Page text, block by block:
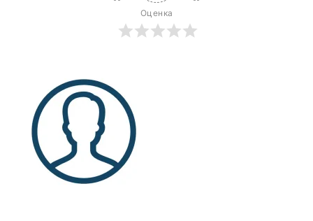
Оценка